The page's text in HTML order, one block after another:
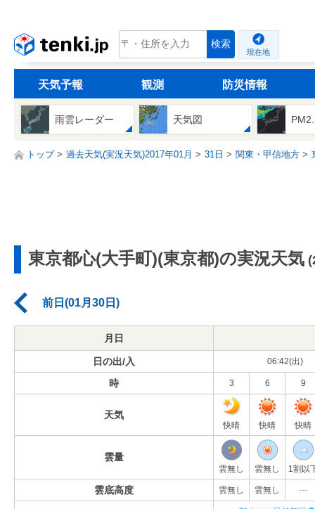
tenki.jp 検索
現在地
天気予報 観測 防災情報
雨雲レーダー 天気図
トップ 過去天気(実況天気)2017年01月 31日 関東・甲信地方
東京都心(大手町)(東京都)の実況天気
前日(01月30日)
月日
日の出/入 06:42(出)
時 3 6 9
天気
快晴 快晴 快晴
雲量
雲無し 雲無し 1割以
雲底高度 雲無し 雲無し ---